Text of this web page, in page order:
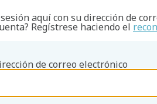
aquí con su dirección de
Regístrese haciendo el
de correo electrónico